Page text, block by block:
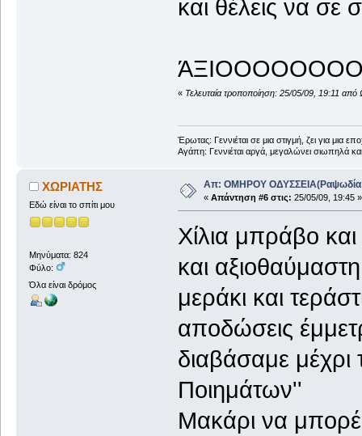
και θέλεις να σε
« Τελευταία τροποποίηση: 25/05/09, 19:11 από
Έρωτας: Γεννιέται σε μια στιγμή, ζει για μια
Αγάπη: Γεννιέται αργά, μεγαλώνει σιωπηλά
ΧΩΡΙΑΤΗΣ
Εδώ είναι το σπίτι μου
Μηνύματα: 824
Φύλο:
Όλα είναι δρόμος
Απ: ΟΜΗΡΟΥ ΟΔΥΣΣΕΙΑ(Ραψωδία
« Απάντηση #6 στις: 25/05/09, 19:45 »
Χίλια μπράβο
και
μεράκι και
αποδώσεις
διαβάσαμε
Ποιημάτων''
Μακάρι να